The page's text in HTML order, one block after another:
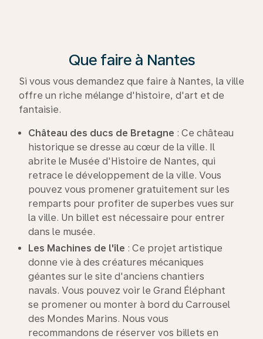
Que faire à Nantes
Si vous vous demandez que faire à Nantes, la ville
offre un riche mélange d'histoire, d'art et de
fantaisie.
Château des ducs de Bretagne : Ce château
historique se dresse au cœur de la ville. Il
abrite le Musée d'Histoire de Nantes, qui
retrace le développement de la ville. Vous
pouvez vous promener gratuitement sur les
remparts pour profiter de superbes vues sur
la ville. Un billet est nécessaire pour entrer
dans le musée.
Les Machines de l'île : Ce projet artistique
donne vie à des créatures mécaniques
géantes sur le site d'anciens chantiers
navals. Vous pouvez voir le Grand Éléphant
se promener ou monter à bord du Carrousel
des Mondes Marins. Nous vous
recommandons de réserver vos billets en